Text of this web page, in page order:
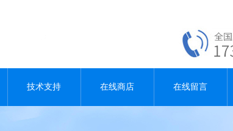
技术支持 在线商店 在线留言